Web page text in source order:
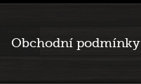
Obchodní podmínky